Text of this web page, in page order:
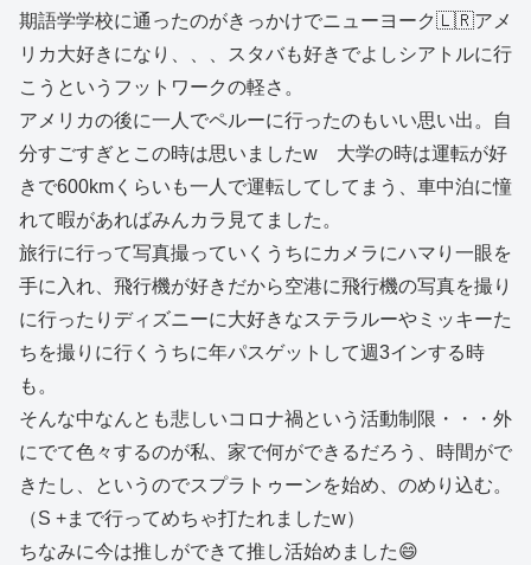
期語学学校に通ったのがきっかけでニューヨーク🇱🇷アメ
リカ大好きになり、、、スタバも好きでよしシアトルに行
こうというフットワークの軽さ。
アメリカの後に一人でペルーに行ったのもいい思い出。自
分すごすぎとこの時は思いましたw 大学の時は運転が好
きで600kmくらいも一人で運転してしてまう、車中泊に憧
れて暇があればみんカラ見てました。
旅行に行って写真撮っていくうちにカメラにハマり一眼を
手に入れ、飛行機が好きだから空港に飛行機の写真を撮り
に行ったりディズニーに大好きなステラルーやミッキーた
ちを撮りに行くうちに年パスゲットして週3インする時
も。
そんな中なんとも悲しいコロナ禍という活動制限・・・外
にでて色々するのが私、家で何ができるだろう、時間がで
きたし、というのでスプラトゥーンを始め、のめり込む。
（S +まで行ってめちゃ打たれましたw）
ちなみに今は推しができて推し活始めました😄